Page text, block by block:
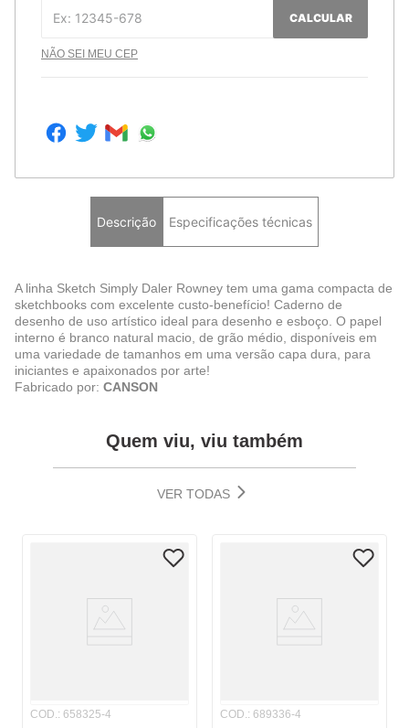
CALCULAR
NÃO SEI MEU CEP
Descrição Especificações técnicas
A linha Sketch Simply Daler Rowney tem uma gama compacta de
sketchbooks com excelente custo-benefício! Caderno de
desenho de uso artístico ideal para desenho e esboço. O papel
interno é branco natural macio, de grão médio, disponíveis em
uma variedade de tamanhos em uma versão capa dura, para
iniciantes e apaixonados por arte!
Fabricado por: CANSON
Quem viu, viu também
VER TODAS
COD.: 658325-4
COD.: 689336-4